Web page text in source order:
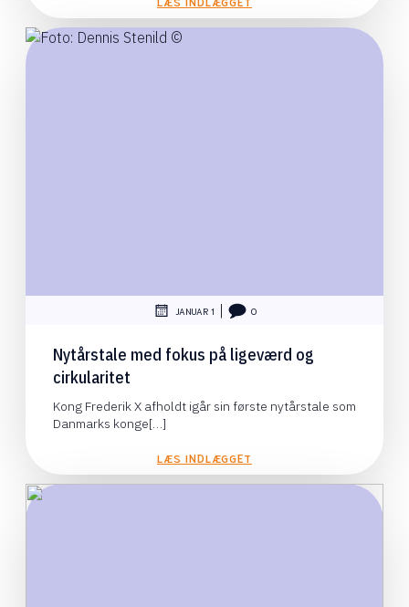
JANUAR 1 0
Nytårstale med fokus på ligeværd og
cirkularitet
Kong Frederik X afholdt igår sin første nytårstale som
Danmarks konge[…]
LÆS INDLÆGGET